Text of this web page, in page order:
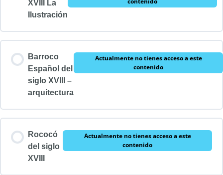
XVIII La
Ilustración
Barroco
Español del
siglo XVIII –
arquitectura
Actualmente no tienes acceso a este
contenido
Rococó
del siglo
XVIII
Actualmente no tienes acceso a este
contenido